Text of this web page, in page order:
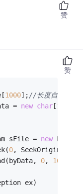
赞
1000];//长度自己看着
= new char [1000
sFile =
new
0,
0, 1000
ex)
赞